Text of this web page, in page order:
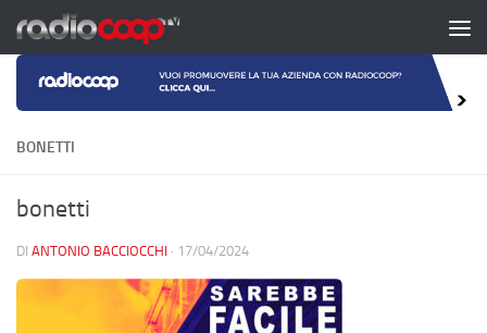
Salta al contenuto
BONETTI
bonetti
DI ANTONIO BACCIOCCHI · 17/04/2024